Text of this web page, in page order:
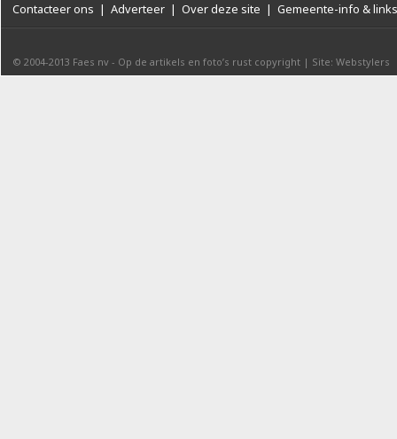
Contacteer ons | Adverteer | Over deze site | Gemeente-info & links
© 2004-2013 Faes nv - Op de artikels en foto’s rust copyright | Site: Webstylers